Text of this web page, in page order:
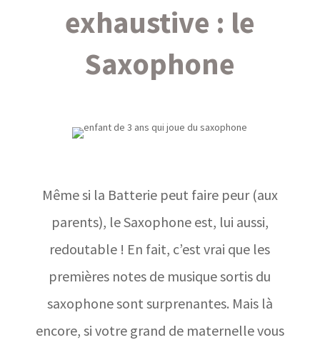
exhaustive : le
Saxophone
Même si la Batterie peut faire peur (aux
parents), le Saxophone est, lui aussi,
redoutable ! En fait, c’est vrai que les
premières notes de musique sortis du
saxophone sont surprenantes. Mais là
encore, si votre grand de maternelle vous